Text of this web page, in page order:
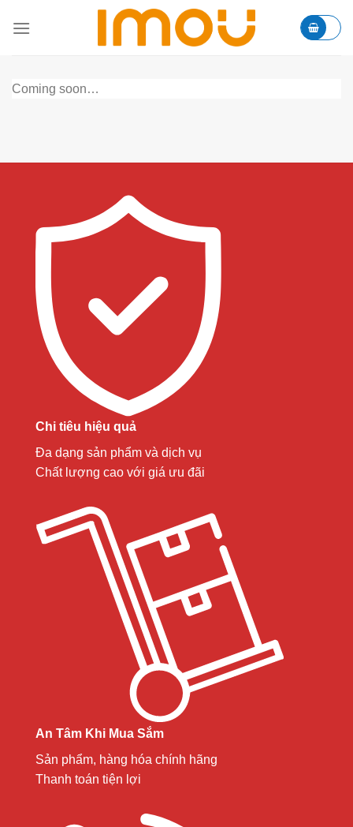
Coming soon…
Chi tiêu hiệu quả
Đa dạng sản phẩm và dịch vụ
Chất lượng cao với giá ưu đãi
An Tâm Khi Mua Sắm
Sản phẩm, hàng hóa chính hãng
Thanh toán tiện lợi